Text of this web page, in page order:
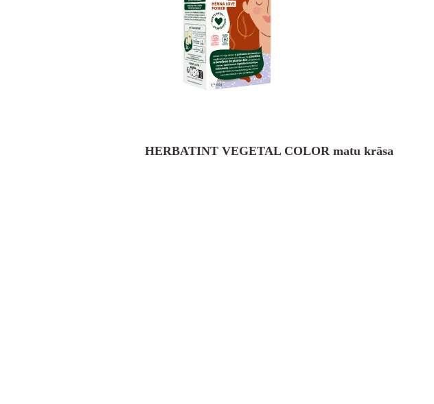
HERBATINT VEGETAL COLOR matu krāsa